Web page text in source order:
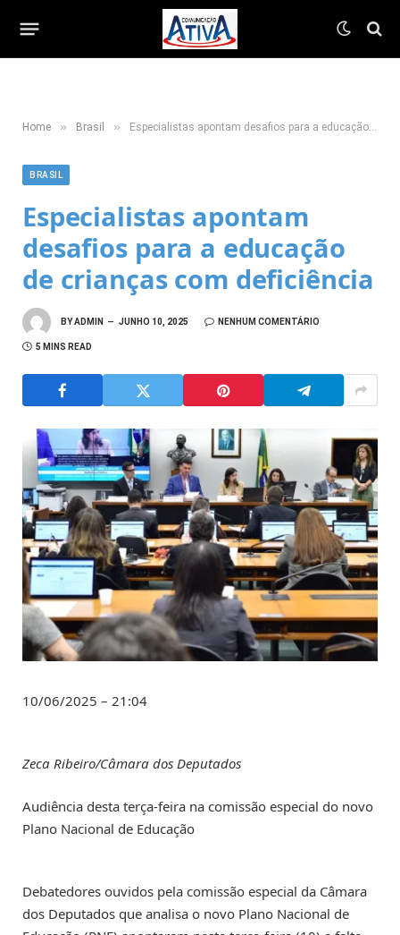
Home » Brasil » Especialistas apontam desafios para a educação de crianças com deficiência
BRASIL
Especialistas apontam
desafios para a educação
de crianças com deficiência
BYADMIN JUNHO 10, 2025 NENHUM COMENTÁRIO
5 MINS READ
10/06/2025 – 21:04
Zeca Ribeiro/Câmara dos Deputados
Audiência desta terça-feira na comissão especial do novo
Plano Nacional de Educação
Debatedores ouvidos pela comissão especial da Câmara
dos Deputados que analisa o novo Plano Nacional de